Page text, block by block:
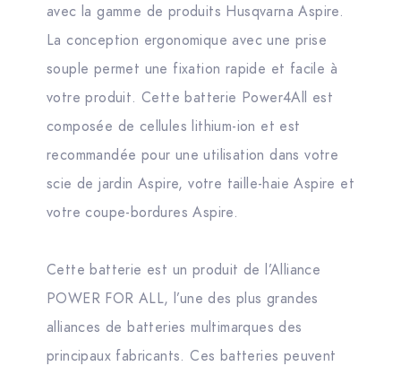
avec la gamme de produits Husqvarna Aspire.
La conception ergonomique avec une prise
souple permet une fixation rapide et facile à
votre produit. Cette batterie Power4All est
composée de cellules lithium-ion et est
recommandée pour une utilisation dans votre
scie de jardin Aspire, votre taille-haie Aspire et
votre coupe-bordures Aspire.
Cette batterie est un produit de l’Alliance
POWER FOR ALL, l’une des plus grandes
alliances de batteries multimarques des
principaux fabricants. Ces batteries peuvent